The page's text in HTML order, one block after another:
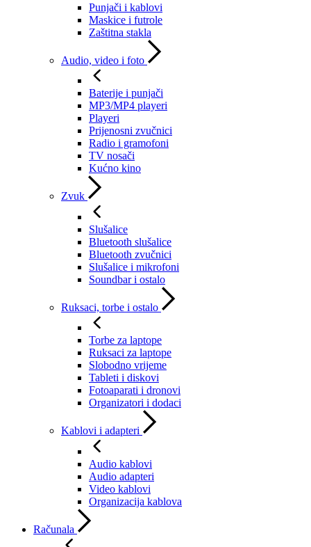
Punjači i kablovi
Maskice i futrole
Zaštitna stakla
Audio, video i foto
Baterije i punjači
MP3/MP4 playeri
Playeri
Prijenosni zvučnici
Radio i gramofoni
TV nosači
Kućno kino
Zvuk
Slušalice
Bluetooth slušalice
Bluetooth zvučnici
Slušalice i mikrofoni
Soundbar i ostalo
Ruksaci, torbe i ostalo
Torbe za laptope
Ruksaci za laptope
Slobodno vrijeme
Tableti i diskovi
Fotoaparati i dronovi
Organizatori i dodaci
Kablovi i adapteri
Audio kablovi
Audio adapteri
Video kablovi
Organizacija kablova
Računala